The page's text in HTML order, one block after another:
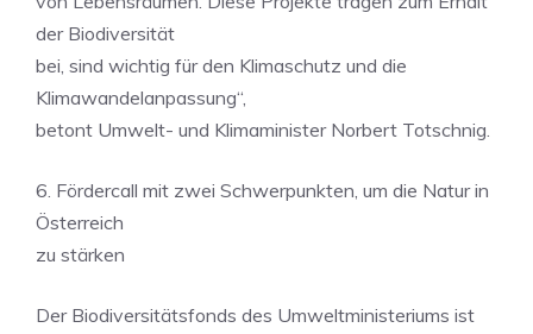
der Biodiversität
bei, sind wichtig für den Klimaschutz und die
Klimawandelanpassung“,
betont Umwelt- und Klimaminister Norbert Totschnig.
6. Fördercall mit zwei Schwerpunkten, um die Natur in
Österreich
zu stärken
Der Biodiversitätsfonds des Umweltministeriums ist